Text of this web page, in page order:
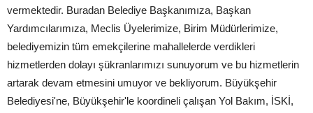
vermektedir. Buradan Belediye Başkanımıza, Başkan
Yardımcılarımıza, Meclis Üyelerimize, Birim Müdürlerimize,
belediyemizin tüm emekçilerine mahallelerde verdikleri
hizmetlerden dolayı şükranlarımızı sunuyorum ve bu hizmetlerin
artarak devam etmesini umuyor ve bekliyorum. Büyükşehir
Belediyesi'ne, Büyükşehir'le koordineli çalışan Yol Bakım, İSKİ,